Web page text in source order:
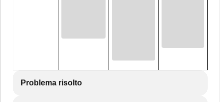
Problema risolto